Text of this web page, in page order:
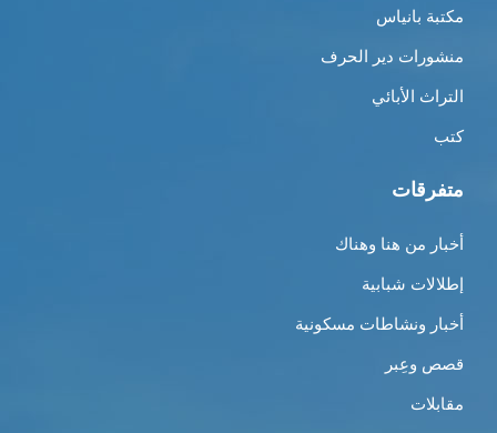
مكتبة بانياس
منشورات دير الحرف
التراث الأبائي
كتب
متفرقات
أخبار من هنا وهناك
إطلالات شبابية
أخبار ونشاطات مسكونية
قصص وعِبر
مقابلات